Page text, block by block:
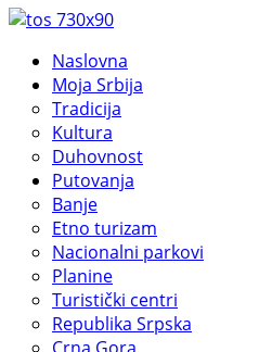
Naslovna
Moja Srbija
Tradicija
Kultura
Duhovnost
Putovanja
Banje
Etno turizam
Nacionalni parkovi
Planine
Turistički centri
Republika Srpska